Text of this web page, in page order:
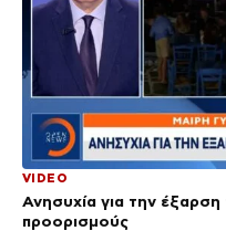
VIDEO
Ανησυχία για την
προορισμούς